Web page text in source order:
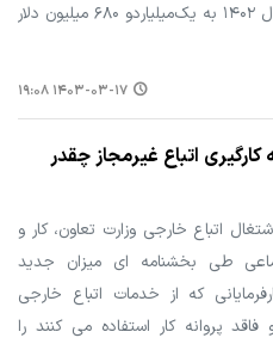
رقم در سال ۱۴۰۲ به یک‌میلیاردو ۶۸۰ میلیون دلار
۱۴۰۳-۰۳-۱۷ ۱۹:۰۸
کارگیری اتباع غیرمجاز چقدر
اتباع خارجی وزارت تعاون، کار و
طی بخشنامه ای میزان جدید
که از خدمات اتباع خارجی
فاقد پروانه کار استفاده می کنند را